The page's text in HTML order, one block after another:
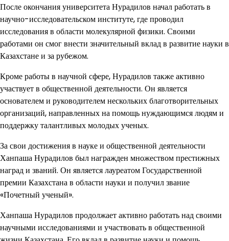
После окончания университета Нурадилов начал работать в
научно-исследовательском институте, где проводил
исследования в области молекулярной физики. Своими
работами он смог внести значительный вклад в развитие науки в
Казахстане и за рубежом.
Кроме работы в научной сфере, Нурадилов также активно
участвует в общественной деятельности. Он является
основателем и руководителем нескольких благотворительных
организаций, направленных на помощь нуждающимся людям и
поддержку талантливых молодых ученых.
За свои достижения в науке и общественной деятельности
Ханпаша Нурадилов был награжден множеством престижных
наград и званий. Он является лауреатом Государственной
премии Казахстана в области науки и получил звание
«Почетный ученый».
Ханпаша Нурадилов продолжает активно работать над своими
научными исследованиями и участвовать в общественной